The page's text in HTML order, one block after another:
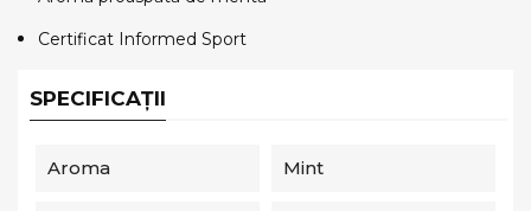
Certificat Informed Sport
SPECIFICAȚII
Aroma Mint